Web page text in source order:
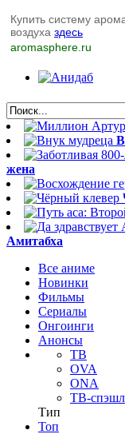
Купить систему
воздуха здесь
aromasphere.ru
жена
Амитабха
Все аниме
Новинки
Фильмы
Сериалы
Онгоинги
Анонсы
ТВ
OVA
ONA
ТВ-спэшл
Тип
Топ